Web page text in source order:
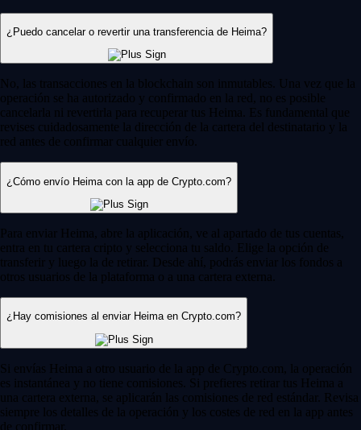
¿Puedo cancelar o revertir una transferencia de Heima?
No, las transacciones en la blockchain son inmutables. Una vez que la
operación se ha autorizado y confirmado en la red, no es posible
cancelarla ni revertirla para recuperar tus Heima. Es fundamental que
revises cuidadosamente la dirección de la cartera del destinatario y la
red antes de confirmar cualquier envío.
¿Cómo envío Heima con la app de Crypto.com?
Para enviar Heima, abre la aplicación, ve al apartado de tus cuentas,
entra en tu cartera cripto y selecciona tu saldo. Elige la opción de
transferir y luego la de retirar. Desde ahí, podrás enviar los fondos a
otros usuarios de la plataforma o a una cartera externa.
¿Hay comisiones al enviar Heima en Crypto.com?
Si envías Heima a otro usuario de la app de Crypto.com, la operación
es instantánea y no tiene comisiones. Si prefieres retirar tus Heima a
una cartera externa, se aplicarán las comisiones de red estándar. Revisa
siempre los detalles de la operación y los costes de red en la app antes
de confirmar.